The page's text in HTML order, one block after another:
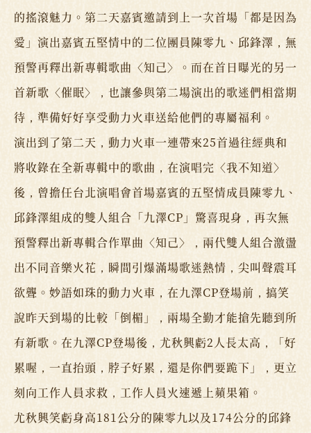
的搖滾魅力。第二天嘉賓邀請到上一次首場「都是因為
愛」演出嘉賓五堅情中的二位團員陳零九、邱鋒澤，無
預警再釋出新專輯歌曲〈知己〉。而在首日曝光的另一
首新歌〈催眠〉，也讓參與第二場演出的歌迷們相當期
待，準備好好享受動力火車送給他們的專屬福利。
演出到了第二天，動力火車一連帶來25首過往經典和
將收錄在全新專輯中的歌曲，在演唱完〈我不知道〉
後，曾擔任台北演唱會首場嘉賓的五堅情成員陳零九、
邱鋒澤組成的雙人組合「九澤CP」驚喜現身，再次無
預警釋出新專輯合作單曲〈知己〉，兩代雙人組合激盪
出不同音樂火花，瞬間引爆滿場歌迷熱情，尖叫聲震耳
欲聾。妙語如珠的動力火車，在九澤CP登場前，搞笑
說昨天到場的比較「倒楣」，兩場全勤才能搶先聽到所
有新歌。在九澤CP登場後，尤秋興虧2人長太高，「好
累喔，一直抬頭，脖子好累，還是你們要跪下」，更立
刻向工作人員求救，工作人員火速遞上蘋果箱。
尤秋興笑虧身高181公分的陳零九以及174公分的邱鋒